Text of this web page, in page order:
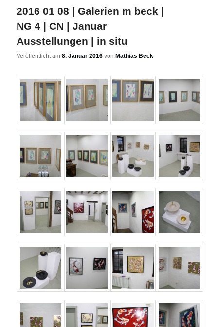
2016 01 08 | Galerien m beck |
NG 4 | CN | Januar
Ausstellungen | in situ
Veröffentlicht am8. Januar 2016 von Mathias Beck